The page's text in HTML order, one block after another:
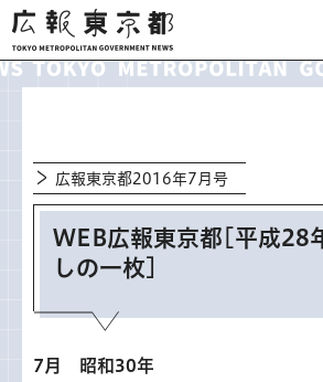
広報東京都
広報東京都2016年7月号
WEB広報東京都[平成28
しの一枚]
7月 昭和30年